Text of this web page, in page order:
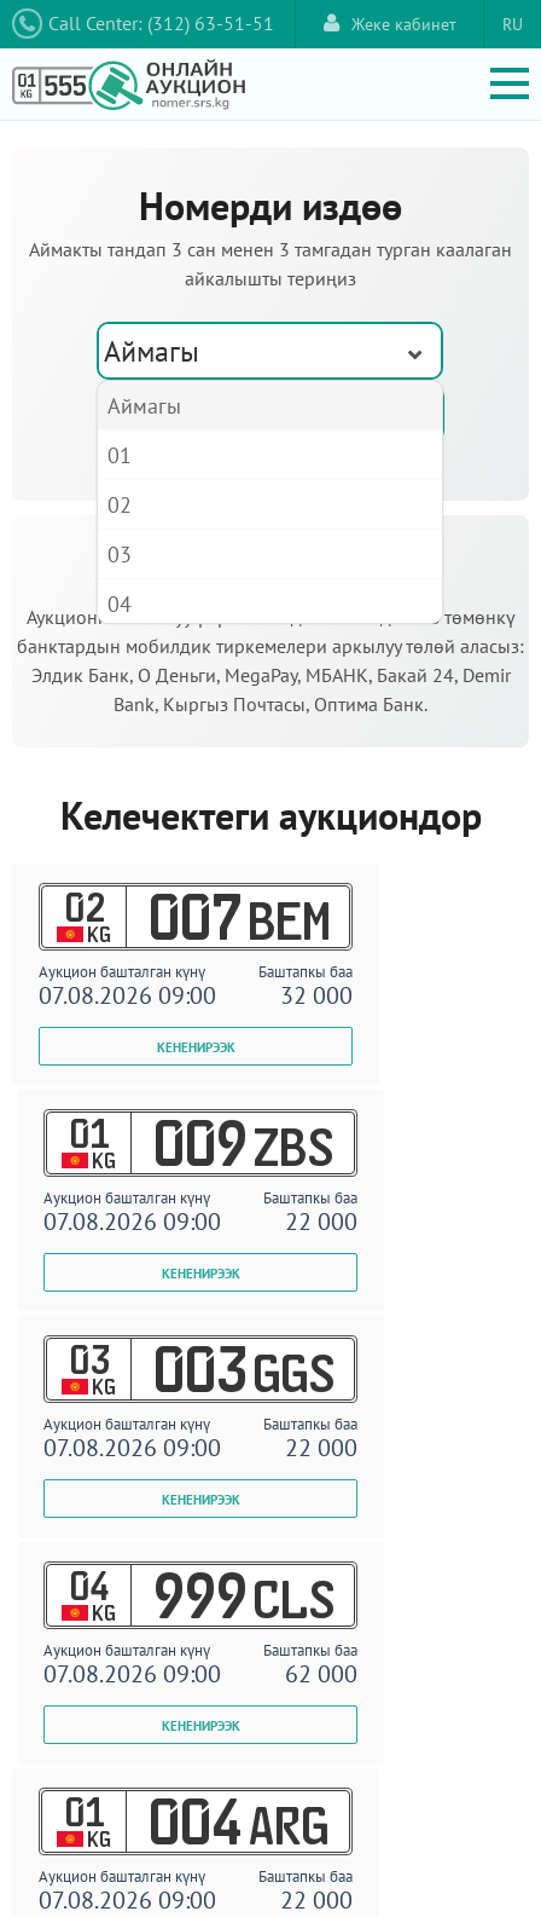
Call Center: (312) 63-51-51 RU
Жеке кабинет
Номерди издөө
Аймакты тандап 3 сан менен 3 тамгадан турган каалаган
айкалышты териңиз
Аймагы
Аукционго катышуу үчүн кепилдик салымды Сиз төмөнкү
банктардын мобилдик тиркемелери аркылуу төлөй аласыз:
Элдик Банк, О Деньги, MegaPay, МБАНК, Бакай 24, Demir
Bank, Кыргыз Почтасы, Оптима Банк.
Келечектеги аукциондор
02
KG 007 BEM
Аукцион башталган күнү Баштапкы баа
07.08.2026 09:00 32 000
01
KG 009 ZBS
Аукцион башталган күнү Баштапкы баа
07.08.2026 09:00 22 000
03
KG 003 GGS
Аукцион башталган күнү Баштапкы баа
07.08.2026 09:00 22 000
04
KG 999 CLS
Аукцион башталган күнү Баштапкы баа
07.08.2026 09:00 62 000
01
KG 004 ARG
Аукцион башталган күнү Баштапкы баа
07.08.2026 09:00 22 000
Аймагы
01
02
03
04
05
06